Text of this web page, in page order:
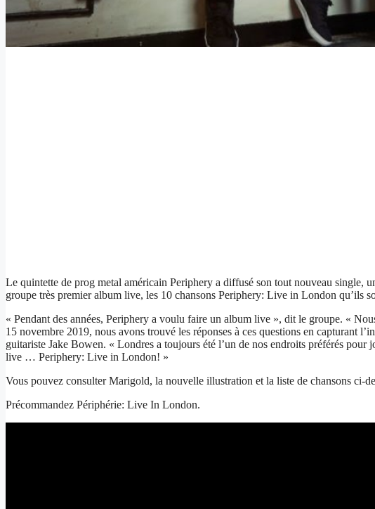
Le quintette de prog metal américain Periphery a diffusé son tout nouveau
groupe très premier album live, les 10 chansons Periphery: Live in London qu’ils
« Pendant des années, Periphery a voulu faire un album live », dit le groupe. «
15 novembre 2019, nous avons trouvé les réponses à ces questions en capturant
guitariste Jake Bowen. « Londres a toujours été l’un de nos endroits préférés
live … Periphery: Live in London! »
Vous pouvez consulter Marigold, la nouvelle illustration et la liste de chansons ci-
Précommandez Périphérie: Live In London.